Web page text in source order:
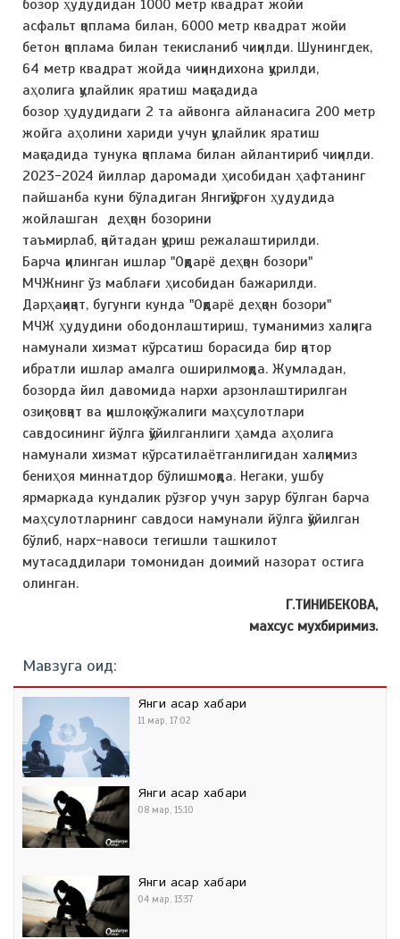
бозор ҳудудидан 1000 метр квадрат жойи
асфальт қоплама билан, 6000 метр квадрат жойи
бетон қоплама билан текисланиб чиқилди. Шунингдек,
64 метр квадрат жойда чиқиндихона қурилди,
аҳолига қулайлик яратиш мақсадида
бозор ҳудудидаги 2 та айвонга айланасига 200 метр
жойга аҳолини хариди учун қулайлик яратиш
мақсадида тунука қоплама билан айлантириб чиқилди.
2023-2024 йиллар даромади ҳисобидан ҳафтанинг
пайшанба куни бўладиган Янгиқўрғон ҳудудида
жойлашган деҳқон бозорини
таъмирлаб, қайтадан қуриш режалаштирилди.
Барча қилинган ишлар "Оқдарё деҳқон бозори"
МЧЖнинг ўз маблағи ҳисобидан бажарилди.
Дарҳақиқат, бугунги кунда "Оқдарё деҳқон бозори"
МЧЖ ҳудудини ободонлаштириш, туманимиз халқига
намунали хизмат кўрсатиш борасида бир қатор
ибратли ишлар амалга оширилмоқда. Жумладан,
бозорда йил давомида нархи арзонлаштирилган
озиқ-овқат ва қишлоқ хўжалиги маҳсулотлари
савдосининг йўлга қўйилганлиги ҳамда аҳолига
намунали хизмат кўрсатилаётганлигидан халқимиз
бениҳоя миннатдор бўлишмоқда. Негаки, ушбу
ярмаркада кундалик рўзғор учун зарур бўлган барча
маҳсулотларнинг савдоси намунали йўлга қўйилган
бўлиб, нарх-навоси тегишли ташкилот
мутасаддилари томонидан доимий назорат остига
олинган.
Г.ТИНИБЕКОВА,
махсус мухбиримиз.
Мавзуга оид:
Янги асар хабари
11 мар, 17:02
Янги асар хабари
08 мар, 15:10
Янги асар хабари
04 мар, 13:37